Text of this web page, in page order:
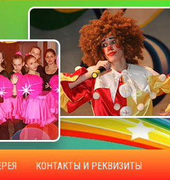
КОНТАКТЫ И РЕКВИЗИТЫ